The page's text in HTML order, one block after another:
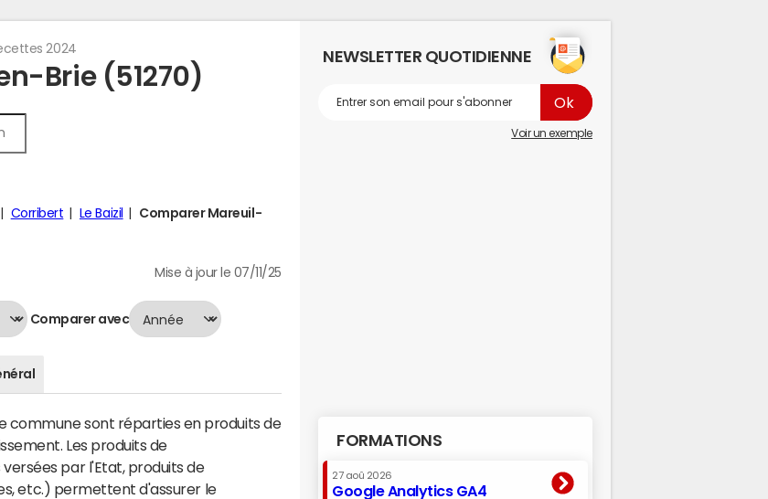
2024
Brie (51270)
Corribert Le Baizil
Comparer Mareuil-
Mise à jour le 07/11/25
Comparer avec
commune sont réparties en produits de
Les produits de
par l'Etat, produits de
etc.) permettent d'assurer le
NEWSLETTER QUOTIDIENNE
Voir un exemple
FORMATIONS
27 aoû 2026
Google Analytics GA4